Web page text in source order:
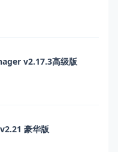
v2.17.3高级版
豪华版